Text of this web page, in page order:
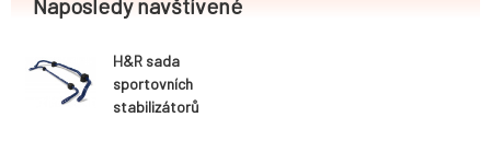
Naposledy navštívené
H&R sada
sportovních
stabilizátorů